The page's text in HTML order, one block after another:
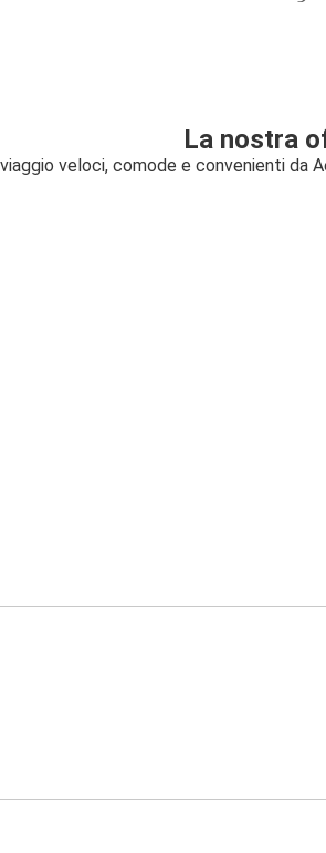
La nostra
veloci, comode e convenienti da